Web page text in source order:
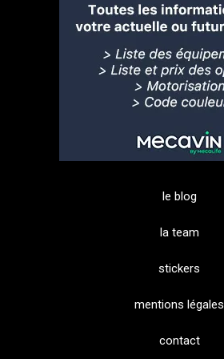
le blog
la team
stickers
mentions légales
contact